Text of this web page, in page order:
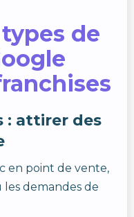
de
: attirer des
en point de vente,
les demandes de